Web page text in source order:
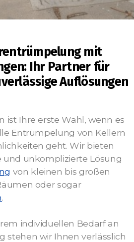
mit
Ihr Partner für
Auflösungen
ist Ihre erste Wahl, wenn es
Entrümpelung von Kellern
geht. Wir bieten
und unkomplizierte Lösung
von kleinen bis großen
oder sogar
.
individuellen Bedarf an
stehen wir Ihnen verlässlich